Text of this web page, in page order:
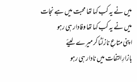
میں نے یہ کب کہا تھا محبت میں ہے نجات
میں نے یہ کب کہا تھا وفادار ہی رہو
اپنی متاعِ ناز لُٹا کر میرے لیئے
بازارِ التفات میں نادار ہی رہو